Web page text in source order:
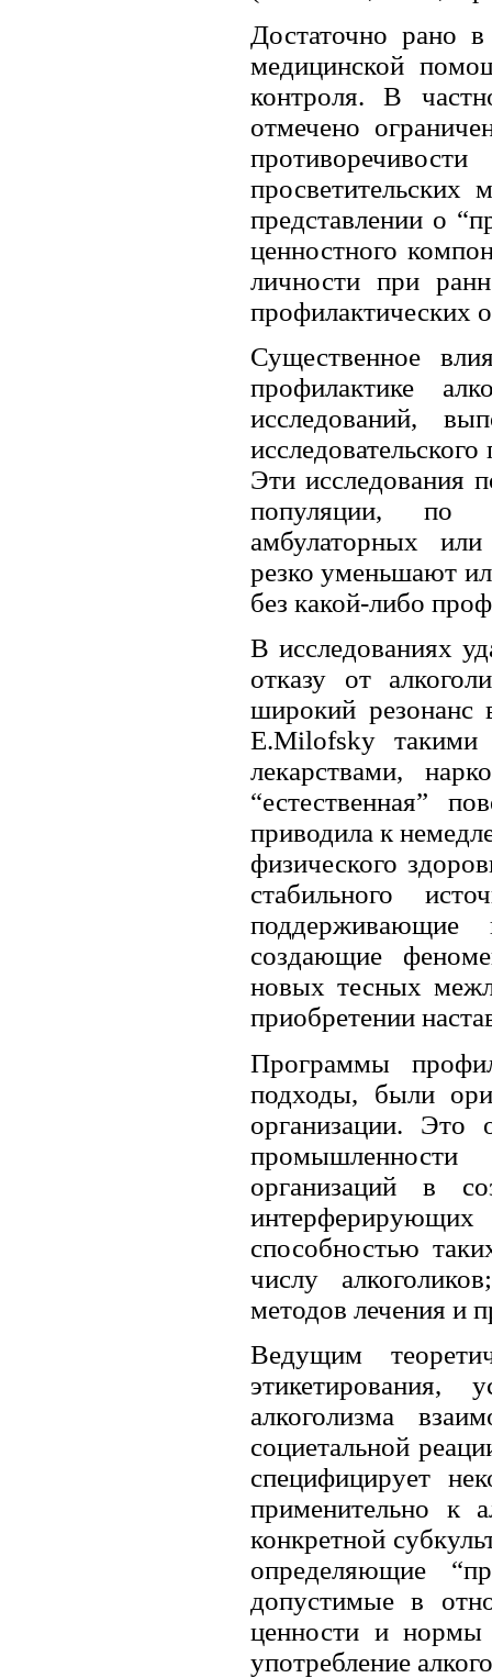
Достаточно рано
медицинской
контроля. В
отмечено
просветительских
представлении о
ценностного
личности при
профилактических
Существенное
профилактике
исследований,
Эти исследования
популяции, по
амбулаторных
резко уменьшают
без какой-либо
В исследованиях
отказу от
широкий резонанс
E.Milofsky такими
лекарствами,
“естественная”
приводила к
физического
стабильного
поддерживающие
создающие
новых тесных
приобретении
Программы
подходы, были
организации. Это
организаций в
интерферирующих
способностью
числу
методов лечения и
Ведущим
этикетирования,
алкоголизма
социетальной
специфицирует
применительно к
конкретной
определяющие
допустимые в
ценности и нормы
употребление